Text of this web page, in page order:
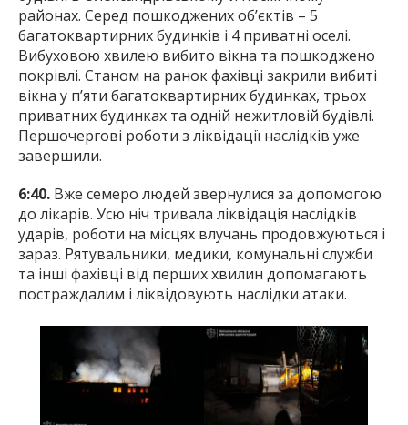
районах. Серед пошкоджених об’єктів – 5
багатоквартирних будинків і 4 приватні оселі.
Вибуховою хвилею вибито вікна та пошкоджено
покрівлі. Станом на ранок фахівці закрили вибиті
вікна у п’яти багатоквартирних будинках, трьох
приватних будинках та одній нежитловій будівлі.
Першочергові роботи з ліквідації наслідків уже
завершили.
6:40. Вже семеро людей звернулися за допомогою
до лікарів. Усю ніч тривала ліквідація наслідків
ударів, роботи на місцях влучань продовжуються і
зараз. Рятувальники, медики, комунальні служби
та інші фахівці від перших хвилин допомагають
постраждалим і ліквідовують наслідки атаки.